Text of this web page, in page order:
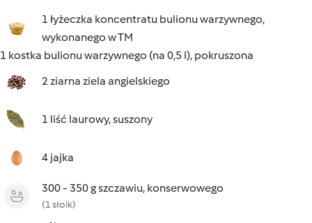
1 łyżeczka koncentratu bulionu warzywnego,
wykonanego w TM
1 kostka bulionu warzywnego (na 0,5 l), pokruszona
2 ziarna ziela angielskiego
1 liść laurowy, suszony
4 jajka
300 - 350 g szczawiu, konserwowego
(1 słoik)